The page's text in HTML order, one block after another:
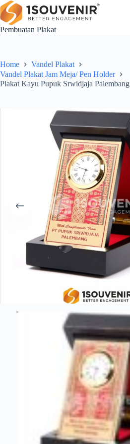
Skip
to
content
Pembuatan Plakat
Home
Vandel Plakat
Vandel Plakat Jam Meja/ Pen Holder
Plakat Kayu Pupuk Srwidjaja Palembang